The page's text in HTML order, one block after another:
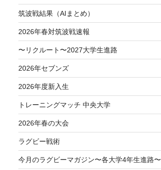
筑波戦結果（AIまとめ）
2026年春対筑波戦速報
〜リクルート〜2027大学生進路
2026年セブンズ
2026年度新入生
トレーニングマッチ 中央大学
2026年春の大会
ラグビー戦術
今月のラグビーマガジン〜各大学4年生進路〜